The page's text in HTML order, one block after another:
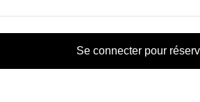
Se connecter pour